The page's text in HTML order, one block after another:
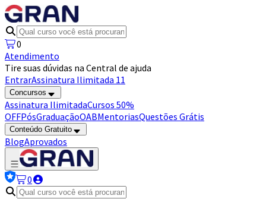
0
Atendimento
Tire suas dúvidas na Central de ajuda
EntrarAssinatura Ilimitada 11
Concursos
Assinatura IlimitadaCursos 50%
OFFPósGraduaçãoOABMentoriasQuestões Grátis
Conteúdo Gratuito
BlogAprovados
0